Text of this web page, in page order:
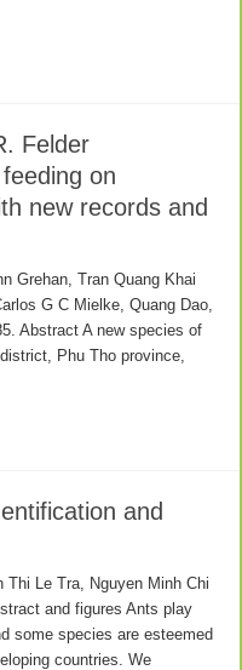
Felder
on
new records and
Grehan, Tran Quang Khai
G C Mielke, Quang Dao,
Abstract A new species of
Phu Tho province,
and
Thi Le Tra, Nguyen Minh Chi
and figures Ants play
some species are esteemed
countries. We